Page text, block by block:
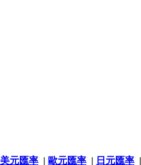
美元匯率 | 歐元匯率 | 日元匯率 |